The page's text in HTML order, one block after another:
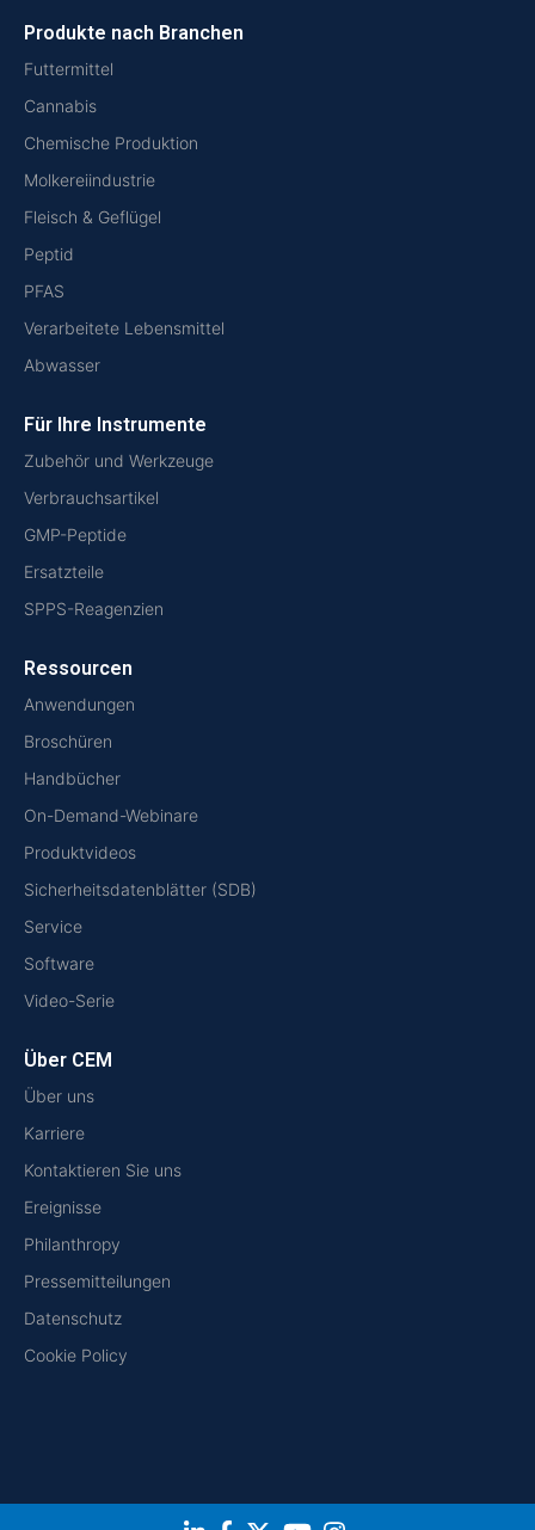
Produkte nach Branchen
Futtermittel
Cannabis
Chemische Produktion
Molkereiindustrie
Fleisch & Geflügel
Peptid
PFAS
Verarbeitete Lebensmittel
Abwasser
Für Ihre Instrumente
Zubehör und Werkzeuge
Verbrauchsartikel
GMP-Peptide
Ersatzteile
SPPS-Reagenzien
Ressourcen
Anwendungen
Broschüren
Handbücher
On-Demand-Webinare
Produktvideos
Sicherheitsdatenblätter (SDB)
Service
Software
Video-Serie
Über CEM
Über uns
Karriere
Kontaktieren Sie uns
Ereignisse
Philanthropy
Pressemitteilungen
Datenschutz
Cookie Policy